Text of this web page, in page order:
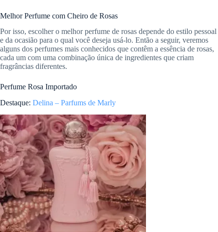
Melhor Perfume com Cheiro de Rosas
Por isso, escolher o melhor perfume de rosas depende do estilo pessoal
e da ocasião para o qual você deseja usá-lo. Então a seguir, veremos
alguns dos perfumes mais conhecidos que contêm a essência de rosas,
cada um com uma combinação única de ingredientes que criam
fragrâncias diferentes.
Perfume Rosa Importado
Destaque: Delina – Parfums de Marly